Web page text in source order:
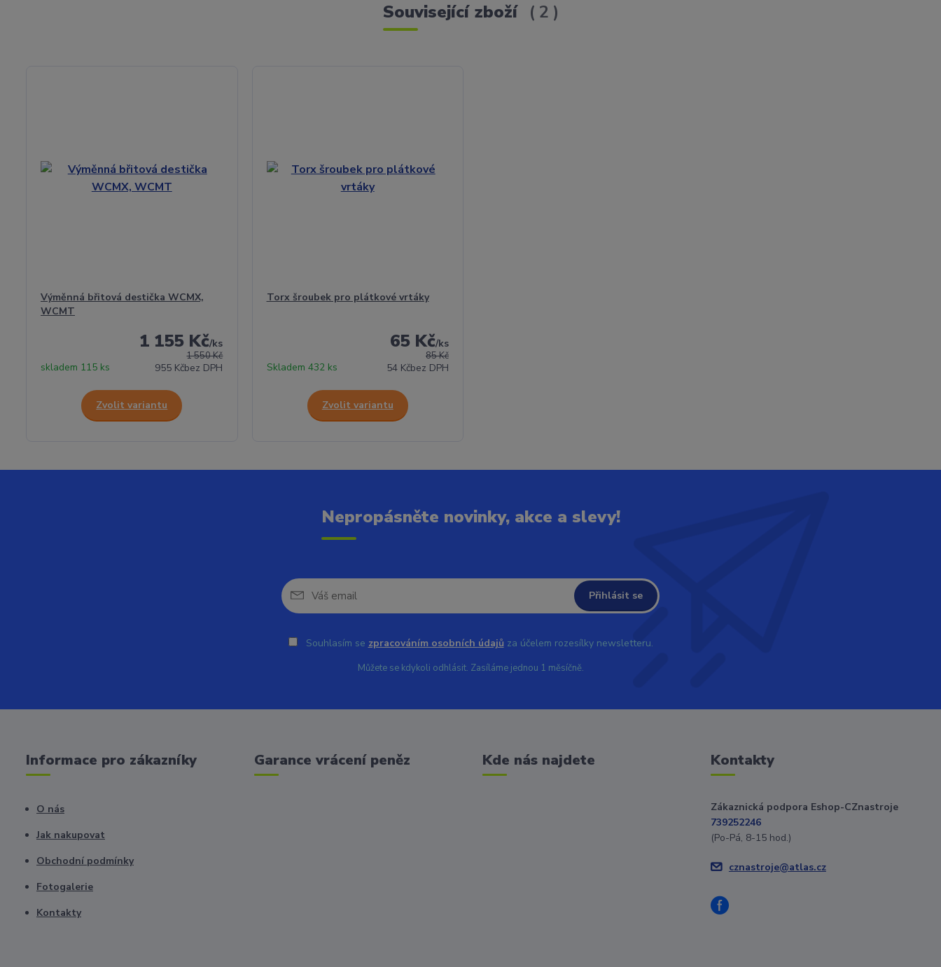
Související zboží 2
Výměnná břitová destička WCMX,
WCMT
1 550 Kč
1 155 Kč/ks
955 Kčbez DPH
skladem 115 ks
Zvolit variantu
Torx šroubek pro plátkové vrtáky
85 Kč
65 Kč/ks
54 Kčbez DPH
Skladem 432 ks
Zvolit variantu
Nepropásněte novinky, akce a slevy!
Přihlásit se
Souhlasím se zpracováním osobních údajů za účelem rozesílky newsletteru.
Můžete se kdykoli odhlásit. Zasíláme jednou 1 měsíčně.
Informace pro zákazníky
O nás
Jak nakupovat
Obchodní podmínky
Fotogalerie
Kontakty
Garance vrácení peněz Kde nás najdete Kontakty
Zákaznická podpora Eshop-CZnastroje
739252246
(Po-Pá, 8-15 hod.)
cznastroje@atlas.cz